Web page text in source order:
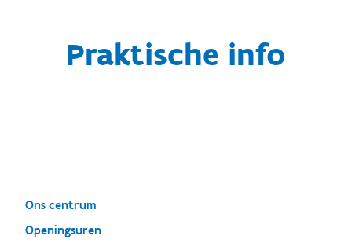
Praktische info
Ons centrum
Openingsuren